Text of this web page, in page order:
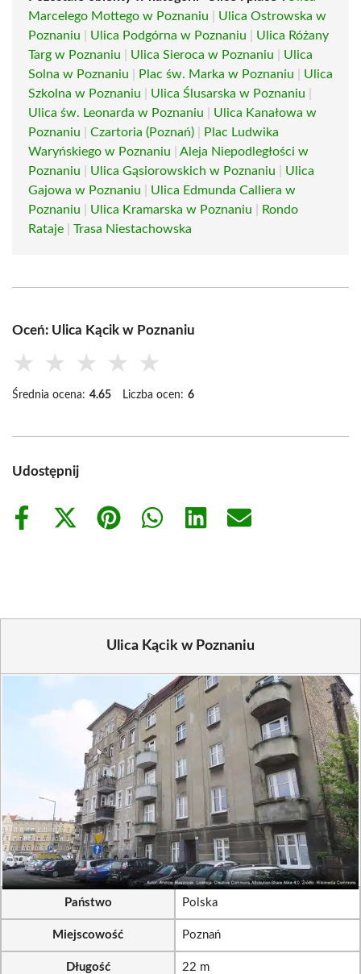
Marcelego Mottego w Poznaniu
Ulica Ostrowska w
Poznaniu
Ulica Podgórna w Poznaniu
Ulica Różany
Targ w Poznaniu
Ulica Sieroca w Poznaniu
Ulica
Solna w Poznaniu
Plac św. Marka w Poznaniu
Ulica
Szkolna w Poznaniu
Ulica Ślusarska w Poznaniu
Ulica św. Leonarda w Poznaniu
Ulica Kanałowa w
Poznaniu
Czartoria (Poznań)
Plac Ludwika
Waryńskiego w Poznaniu
Aleja Niepodległości w
Poznaniu
Ulica Gąsiorowskich w Poznaniu
Ulica
Gajowa w Poznaniu
Ulica Edmunda Calliera w
Poznaniu
Ulica Kramarska w Poznaniu
Rondo
Rataje
Trasa Niestachowska
Oceń: Ulica Kącik w Poznaniu
★ ★ ★ ★ ★
Średnia ocena: 4.65 Liczba ocen: 6
Udostępnij
Share
Share
Share
Share
Share
Share
Ulica Kącik w Poznaniu
Państwo Polska
Miejscowość Poznań
Długość 22 m